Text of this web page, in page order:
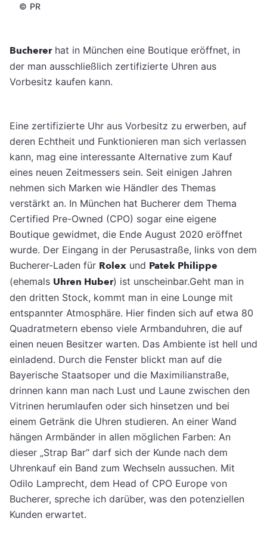
© PR
Buchererhat in München eine Boutique eröffnet, in
der man ausschließlich zertifizierte Uhren aus
Vorbesitz kaufen kann.
Eine zertifizierte Uhr aus Vorbesitz zu erwerben, auf
deren Echtheit und Funktionieren man sich verlassen
kann, mag eine interessante Alternative zum Kauf
eines neuen Zeitmessers sein. Seit einigen Jahren
nehmen sich Marken wie Händler des Themas
verstärkt an. In München hat Bucherer dem Thema
Certified Pre-Owned (CPO) sogar eine eigene
Boutique gewidmet, die Ende August 2020 eröffnet
wurde. Der Eingang in der Perusastraße, links von dem
Bucherer-Laden für Rolex und Patek Philippe
(ehemals Uhren Huber) ist unscheinbar.Geht man in
den dritten Stock, kommt man in eine Lounge mit
entspannter Atmosphäre. Hier finden sich auf etwa 80
Quadratmetern ebenso viele Armbanduhren, die auf
einen neuen Besitzer warten. Das Ambiente ist hell und
einladend. Durch die Fenster blickt man auf die
Bayerische Staatsoper und die Maximilianstraße,
drinnen kann man nach Lust und Laune zwischen den
Vitrinen herumlaufen oder sich hinsetzen und bei
einem Getränk die Uhren studieren. An einer Wand
hängen Armbänder in allen möglichen Farben: An
dieser „Strap Bar“ darf sich der Kunde nach dem
Uhrenkauf ein Band zum Wechseln aussuchen. Mit
Odilo Lamprecht, dem Head of CPO Europe von
Bucherer, spreche ich darüber, was den potenziellen
Kunden erwartet.